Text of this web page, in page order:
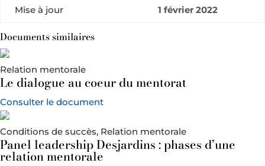
Mise à jour 1 février 2022
Documents similaires
Relation mentorale
Le dialogue au coeur du mentorat
Consulter le document
Conditions de succès, Relation mentorale
Panel leadership Desjardins : phases d’une
relation mentorale